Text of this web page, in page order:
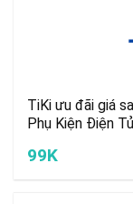
TiKi ưu đãi giá
Phụ Kiện Điện
99K